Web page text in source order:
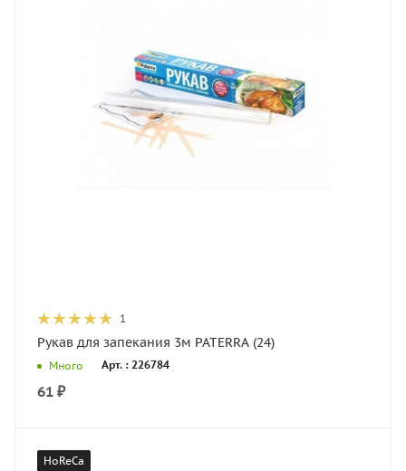
1
Рукав для запекания 3м PATERRA (24)
Много Арт. : 226784
61 ₽
HoReCa